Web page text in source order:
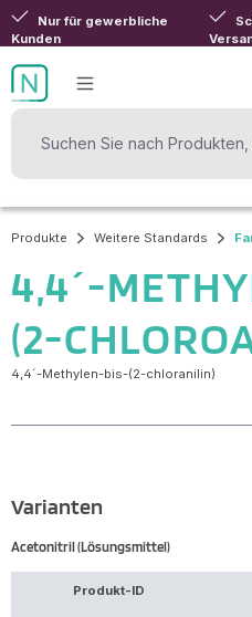
Zum Hauptinhalt springen
Nur für gewerbliche
Kunden
Produkte Weitere Standards
4,4´-
(2-
4,4´-Methylen-bis-(2-chloranilin)
Varianten
Acetonitril (Lösungsmittel)
Produkt-ID